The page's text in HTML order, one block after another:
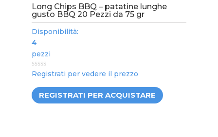
Long Chips BBQ – patatine lunghe
gusto BBQ 20 Pezzi da 75 gr
Disponibilità:
4
pezzi
0
out
Registrati per vedere il prezzo
REGISTRATI PER ACQUISTARE